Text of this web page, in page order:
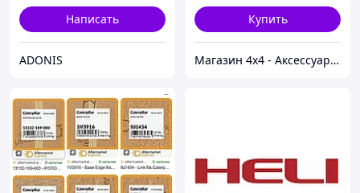
Написать
ADONIS
Купить
Магазин 4x4 - Аксессуары и запчасти для внедорожников